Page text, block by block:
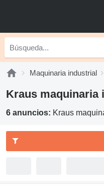
Maquinaria industrial
Kraus maquinaria
6 anuncios: Kraus